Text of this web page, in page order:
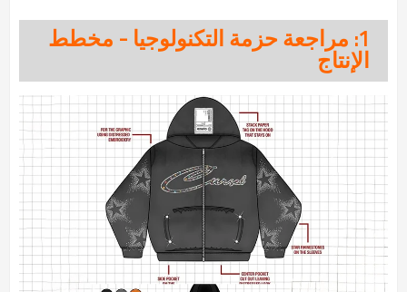
1: مراجعة حزمة التكنولوجيا - مخطط
الإنتاج